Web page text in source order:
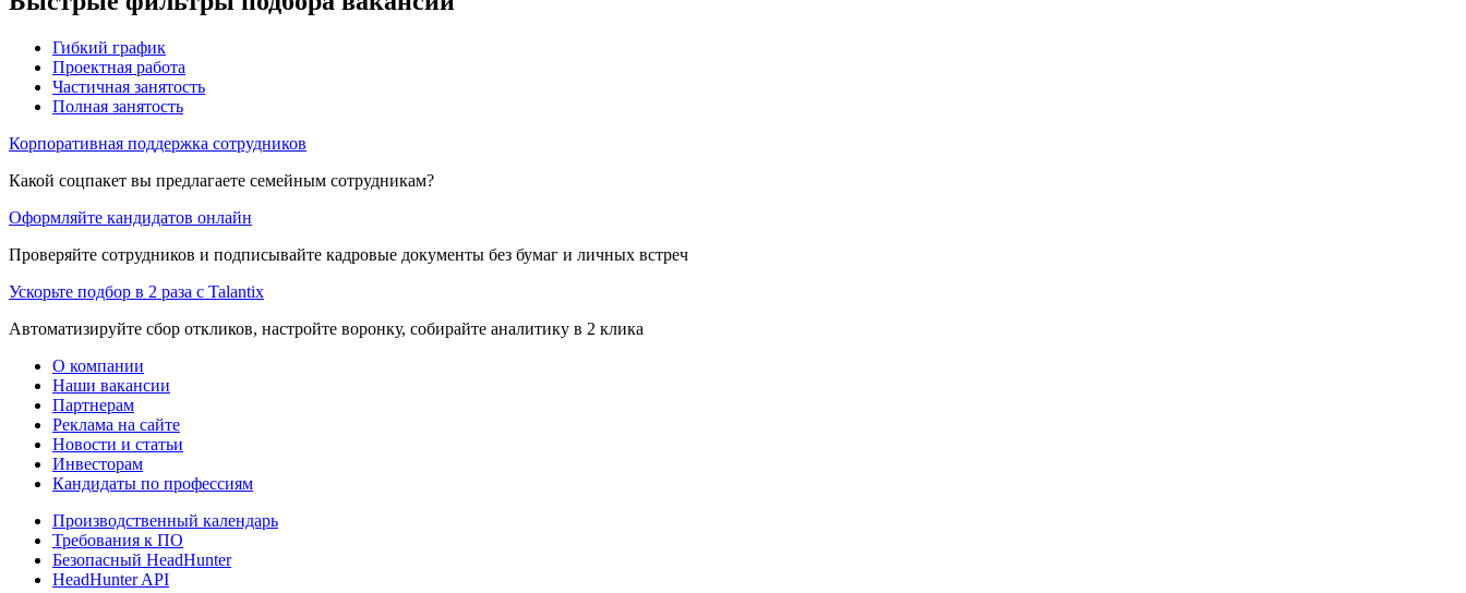
Гибкий график
Проектная работа
Частичная занятость
Полная занятость
Корпоративная поддержка сотрудников
Какой соцпакет вы предлагаете семейным сотрудникам?
Оформляйте кандидатов онлайн
Проверяйте сотрудников и подписывайте кадровые документы без бумаг и личных встреч
Ускорьте подбор в 2 раза с Talantix
Автоматизируйте сбор откликов, настройте воронку, собирайте аналитику в 2 клика
О компании
Наши вакансии
Партнерам
Реклама на сайте
Новости и статьи
Инвесторам
Кандидаты по профессиям
Производственный календарь
Требования к ПО
Безопасный HeadHunter
HeadHunter API